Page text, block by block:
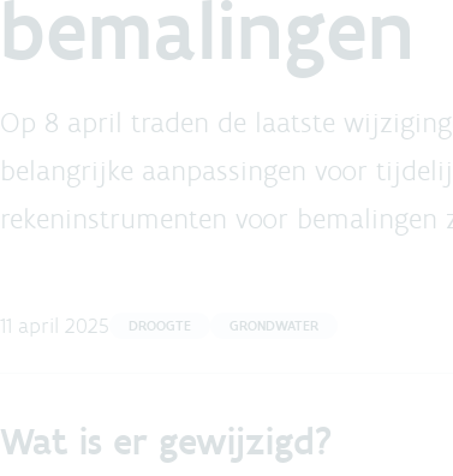
bemalingen
Op 8 april traden de laatste
belangrijke aanpassingen voor
rekeninstrumenten voor
11 april 2025 DROOGTE GRONDWATER
Wat is er gewijzigd?